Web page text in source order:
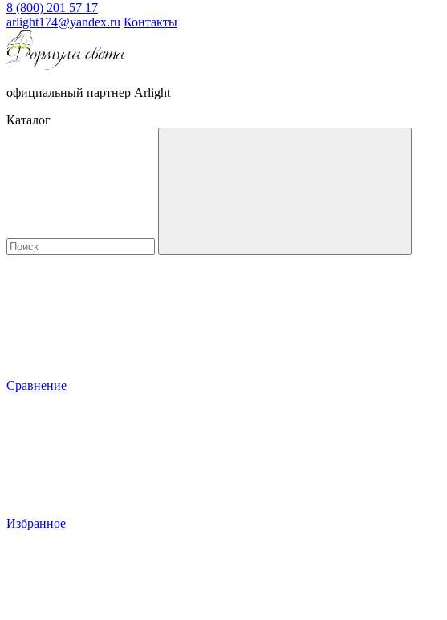
8 (800) 201 57 17
arlight174@yandex.ru Контакты
официальный партнер Arlight
Каталог
Сравнение
Избранное